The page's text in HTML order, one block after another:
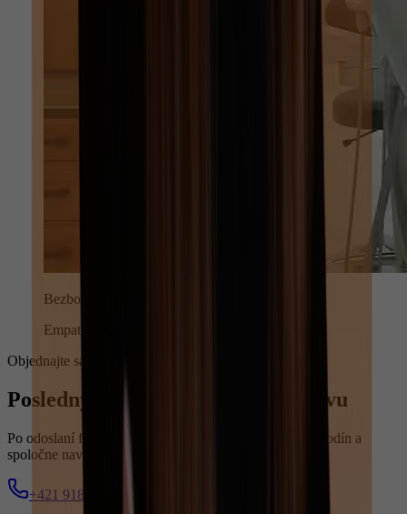
Bezbolestný prístup
Empatický prístup ku každému pacientovi
Objednajte sa
Posledný krok k zdravšiemu úsmevu
Po odoslaní formulára vás budeme kontaktovať do 48 hodín a
spoločne navrhneme liečbu na mieru vašim potrebám.
+421 918 341 249